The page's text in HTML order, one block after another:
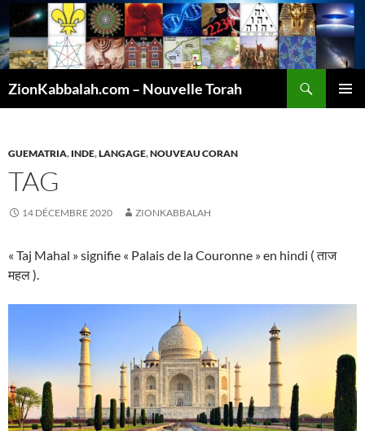
ZionKabbalah.com – Nouvelle Torah
GUEMATRIA, INDE,LANGAGE,NOUVEAU CORAN
TAG
14 DÉCEMBRE 2020 ZIONKABBALAH
« Taj Mahal » signifie « Palais de la Couronne » en hindi ( ताज
महल ).